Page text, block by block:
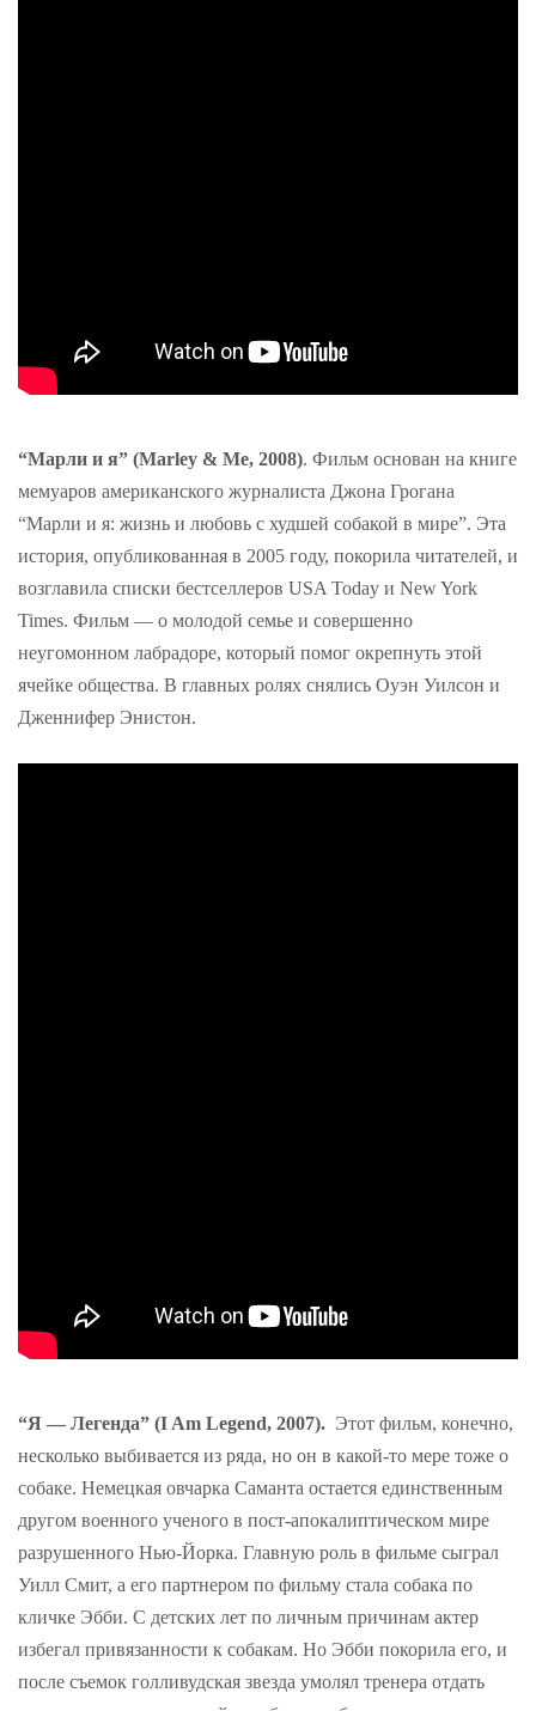
“Марли и я” (Marley & Me, 2008). Фильм основан на книге
мемуаров американского журналиста Джона Грогана
“Марли и я: жизнь и любовь с худшей собакой в мире”. Эта
история, опубликованная в 2005 году, покорила читателей, и
возглавила списки бестселлеров USA Today и New York
Times. Фильм — о молодой семье и совершенно
неугомонном лабрадоре, который помог окрепнуть этой
ячейке общества. В главных ролях снялись Оуэн Уилсон и
Дженнифер Энистон.
“Я — Легенда” (I Am Legend, 2007). Этот фильм, конечно,
несколько выбивается из ряда, но он в какой-то мере тоже о
собаке. Немецкая овчарка Саманта остается единственным
другом военного ученого в пост-апокалиптическом мире
разрушенного Нью-Йорка. Главную роль в фильме сыграл
Уилл Смит, а его партнером по фильму стала собака по
кличке Эбби. С детских лет по личным причинам актер
избегал привязанности к собакам. Но Эбби покорила его, и
после съемок голливудская звезда умолял тренера отдать